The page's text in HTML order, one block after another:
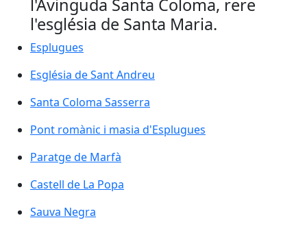
l'Avinguda Santa Coloma, rere
l'església de Santa Maria.
Esplugues
Esplugues
Església de Sant Andreu
Església de Sant Andreu
Santa Coloma Sasserra
Santa Coloma Sasserra
Pont romànic i masia d'Esplugues
Pont romànic i masia d'Esplugues
Paratge de Marfà
Paratge de Marfà
Castell de La Popa
Castell de La Popa
Sauva Negra
Sauva Negra